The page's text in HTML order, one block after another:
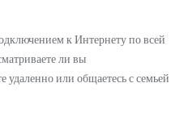
к Интернету по всей
ли вы
удаленно или общаетесь с семьей